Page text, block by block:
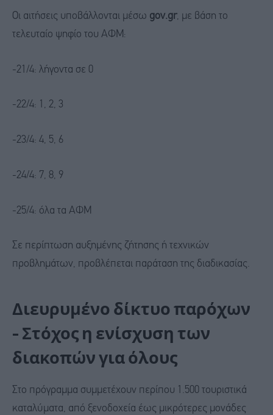
Οι αιτήσεις υποβάλλονται μέσω gov.gr, με βάση το
τελευταίο ψηφίο του ΑΦΜ:
-21/4: λήγοντα σε 0
-22/4: 1, 2, 3
-23/4: 4, 5, 6
-24/4: 7, 8, 9
-25/4: όλα τα ΑΦΜ
Σε περίπτωση αυξημένης ζήτησης ή τεχνικών
προβλημάτων, προβλέπεται παράταση της διαδικασίας.
Διευρυμένο δίκτυο παρόχων
- Στόχος η ενίσχυση των
διακοπών για όλους
Στο πρόγραμμα συμμετέχουν περίπου 1.500 τουριστικά
καταλύματα, από ξενοδοχεία έως μικρότερες μονάδες